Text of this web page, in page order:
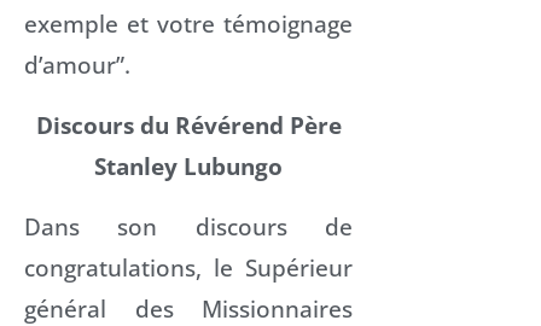
exemple et votre témoignage
d’amour”.
Discours du Révérend Père
Stanley Lubungo
Dans son discours de
congratulations, le Supérieur
général des Missionnaires